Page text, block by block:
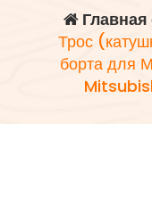
Главная
Трос
борта для